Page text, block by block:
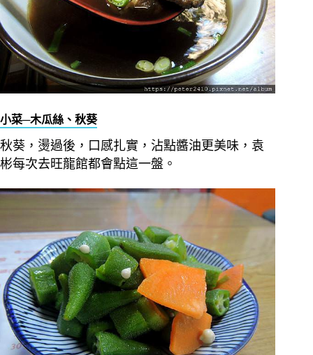
小菜─木瓜絲、秋葵
秋葵，燙過後，口感扎實，沾點醬油更美味，袁
彬每次去旺龍館都會點這一盤。